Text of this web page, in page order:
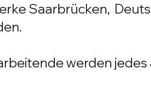
Saarbrücken,
werden